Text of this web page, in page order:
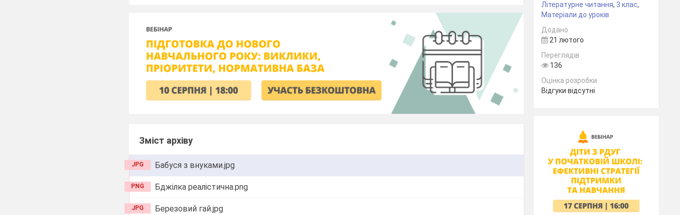
Зміст архіву
Бабуся з внуками.jpg
JPG
Бджілка реалістична.png
PNG
Березовий гай.jpg
JPG
Літературне читання, 3 клас,
Матеріали до уроків
Додано
21 лютого
Переглядів
136
Оцінка розробки
Відгуки відсутні